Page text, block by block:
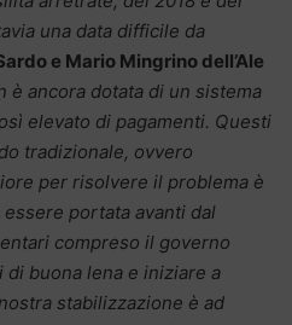
una data difficile da
e Mario Mingrino dell’Ale
è ancora dotata di un sistema
elevato di pagamenti. Questi
tradizionale, ovvero
per risolvere il problema è
portata avanti dal
compreso il governo
buona lena e iniziare a
stabilizzazione è ad